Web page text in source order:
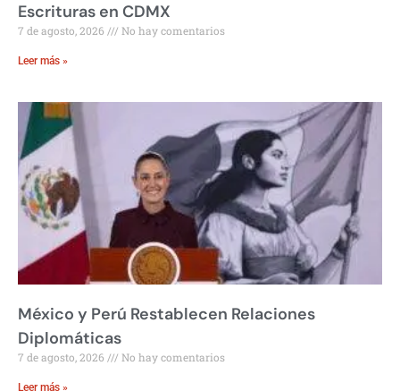
Escrituras en CDMX
7 de agosto, 2026 No hay comentarios
Leer más »
México y Perú Restablecen Relaciones
Diplomáticas
7 de agosto, 2026 No hay comentarios
Leer más »